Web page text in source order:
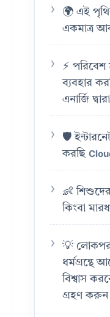
🌍 এই
একমাত্র
⚡
ব্যবহার
এনার্জি
🛡️
করছি
👶
কিংবা
💡
ধর্মগ্রন্থে
বিশ্বাস
গ্রহণ